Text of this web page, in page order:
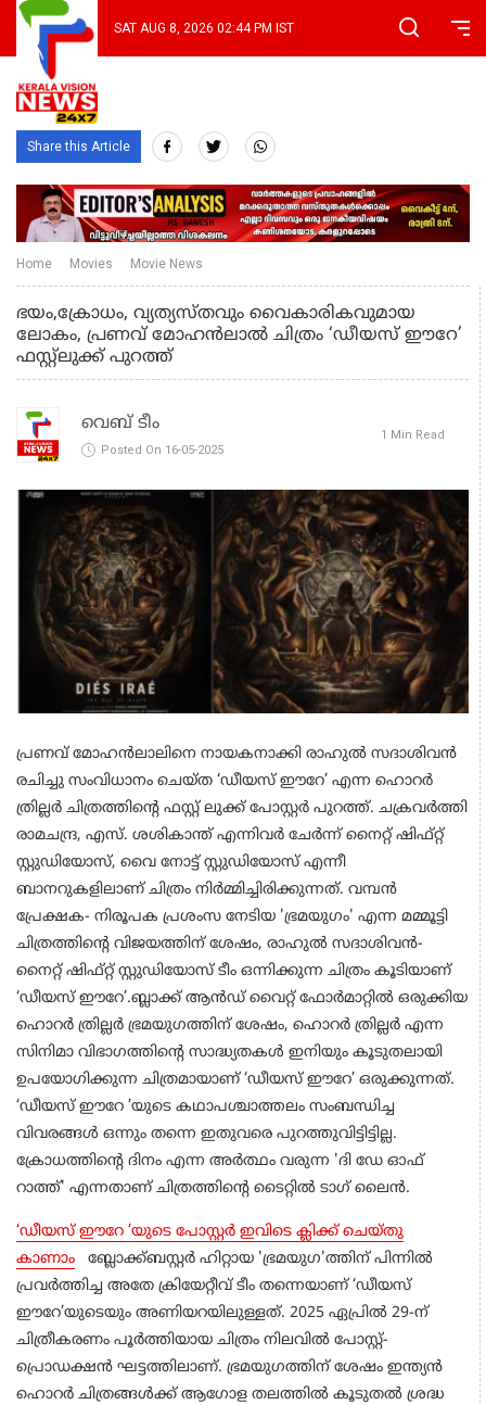
SAT AUG 8, 2026 02:44 PM IST
Share this Article
Home Movies Movie News
ഭയം,ക്രോധം, വ്യത്യസ്തവും വൈകാരികവുമായ
ലോകം, പ്രണവ് മോഹൻലാൽ ചിത്രം ‘ഡീയസ് ഈറേ’
ഫസ്റ്റ്ലുക്ക് പുറത്ത്
വെബ് ടീം
Posted On 16-05-2025
1 Min Read
പ്രണവ് മോഹൻലാലിനെ നായകനാക്കി രാഹുൽ സദാശിവൻ
രചിച്ചു സംവിധാനം ചെയ്ത ‘ഡീയസ് ഈറേ’ എന്ന ഹൊറർ
ത്രില്ലർ ചിത്രത്തിന്റെ ഫസ്റ്റ് ലുക്ക് പോസ്റ്റർ പുറത്ത്. ചക്രവർത്തി
രാമചന്ദ്ര, എസ്. ശശികാന്ത് എന്നിവർ ചേർന്ന് നൈറ്റ് ഷിഫ്റ്റ്
സ്റ്റുഡിയോസ്, വൈ നോട്ട് സ്റ്റുഡിയോസ് എന്നീ
ബാനറുകളിലാണ് ചിത്രം നിർമ്മിച്ചിരിക്കുന്നത്. വമ്പൻ
പ്രേക്ഷക- നിരൂപക പ്രശംസ നേടിയ 'ഭ്രമയുഗം' എന്ന മമ്മൂട്ടി
ചിത്രത്തിന്റെ വിജയത്തിന് ശേഷം, രാഹുൽ സദാശിവൻ-
നൈറ്റ് ഷിഫ്റ്റ് സ്റ്റുഡിയോസ് ടീം ഒന്നിക്കുന്ന ചിത്രം കൂടിയാണ്
‘ഡീയസ് ഈറേ’.ബ്ലാക്ക് ആൻഡ് വൈറ്റ് ഫോർമാറ്റിൽ ഒരുക്കിയ
ഹൊറർ ത്രില്ലർ ഭ്രമയുഗത്തിന് ശേഷം, ഹൊറർ ത്രില്ലർ എന്ന
സിനിമാ വിഭാഗത്തിന്റെ സാദ്ധ്യതകൾ ഇനിയും കൂടുതലായി
ഉപയോഗിക്കുന്ന ചിത്രമായാണ് ‘ഡീയസ് ഈറേ’ ഒരുക്കുന്നത്.
‘ഡീയസ് ഈറേ ’യുടെ കഥാപശ്ചാത്തലം സംബന്ധിച്ച
വിവരങ്ങൾ ഒന്നും തന്നെ ഇതുവരെ പുറത്തുവിട്ടിട്ടില്ല.
ക്രോധത്തിൻ്റെ ദിനം എന്ന അർത്ഥം വരുന്ന 'ദി ഡേ ഓഫ്
റാത്ത്' എന്നതാണ് ചിത്രത്തിൻ്റെ ടൈറ്റിൽ ടാഗ് ലൈൻ.
‘ഡീയസ് ഈറേ ’യുടെ പോസ്റ്റർ ഇവിടെ ക്ലിക്ക് ചെയ്തു
കാണാം ബ്ലോക്ക്ബസ്റ്റർ ഹിറ്റായ 'ഭ്രമയുഗ'ത്തിന് പിന്നിൽ
പ്രവർത്തിച്ച അതേ ക്രിയേറ്റീവ് ടീം തന്നെയാണ് ‘ഡീയസ്
ഈറേ’യുടെയും അണിയറയിലുള്ളത്. 2025 ഏപ്രിൽ 29-ന്
ചിത്രീകരണം പൂർത്തിയായ ചിത്രം നിലവിൽ പോസ്റ്റ്-
പ്രൊഡക്ഷൻ ഘട്ടത്തിലാണ്. ഭ്രമയുഗത്തിന് ശേഷം ഇന്ത്യൻ
ഹൊറർ ചിത്രങ്ങൾക്ക് ആഗോള തലത്തിൽ കൂടുതൽ ശ്രദ്ധ